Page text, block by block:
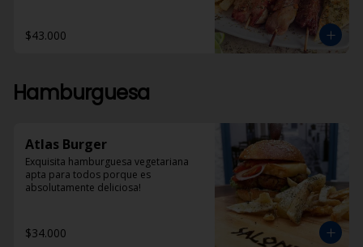
$43.000
Hamburguesa
Atlas Burger
Exquisita hamburguesa vegetariana
apta para todos porque es
absolutamente deliciosa!
$34.000